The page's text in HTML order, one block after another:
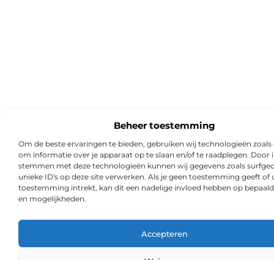
Beheer toestemming
Om de beste ervaringen te bieden, gebruiken wij technologieën zoals
om informatie over je apparaat op te slaan en/of te raadplegen. Door
stemmen met deze technologieën kunnen wij gegevens zoals
unieke ID's op deze site verwerken. Als je geen toestemming geeft of
toestemming intrekt, kan dit een nadelige invloed hebben op
en mogelijkheden.
Accepteren